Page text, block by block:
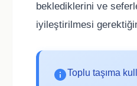
beklediklerini ve
iyileştirilmesi
Toplu taşıma